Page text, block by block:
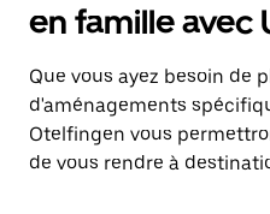
en famille avec
Que vous ayez besoin de
d'aménagements
Otelfingen vous
de vous rendre à